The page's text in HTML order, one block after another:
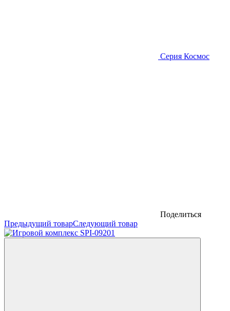
Серия Космос
Поделиться
Предыдущий товарСледующий товар